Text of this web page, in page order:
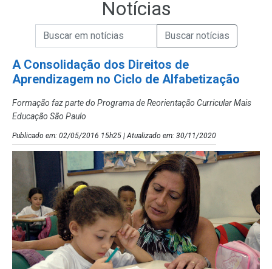
Notícias
Campo de Busca de Notícias
Campo de Busca de informaçõesEnviar a Busca de Notícias
A Consolidação dos Direitos de
Aprendizagem no Ciclo de Alfabetização
Formação faz parte do Programa de Reorientação Curricular Mais
Educação São Paulo
Publicado em: 02/05/2016 15h25 | Atualizado em: 30/11/2020